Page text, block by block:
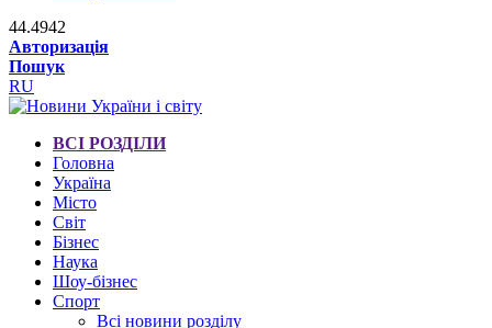
44.4942
Авторизація
Пошук
RU
ВСІ РОЗДІЛИ
Головна
Україна
Місто
Світ
Бізнес
Наука
Шоу-бізнес
Спорт
Всі новини розділу